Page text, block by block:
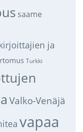
saame
ja
Turkki
Valko-Venäjä
vapaa